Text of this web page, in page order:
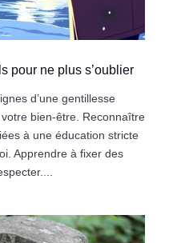
pour ne plus s’oublier
d’une gentillesse
bien-être. Reconnaître
à une éducation stricte
Apprendre à fixer des